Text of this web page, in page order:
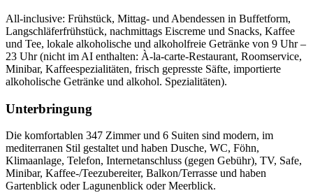
All-inclusive: Frühstück, Mittag- und Abendessen in Buffetform,
Langschläferfrühstück, nachmittags Eiscreme und Snacks, Kaffee
und Tee, lokale alkoholische und alkoholfreie Getränke von 9 Uhr –
23 Uhr (nicht im AI enthalten: À-la-carte-Restaurant, Roomservice,
Minibar, Kaffeespezialitäten, frisch gepresste Säfte, importierte
alkoholische Getränke und alkohol. Spezialitäten).
Unterbringung
Die komfortablen 347 Zimmer und 6 Suiten sind modern, im
mediterranen Stil gestaltet und haben Dusche, WC, Föhn,
Klimaanlage, Telefon, Internetanschluss (gegen Gebühr), TV, Safe,
Minibar, Kaffee-/Teezubereiter, Balkon/Terrasse und haben
Gartenblick oder Lagunenblick oder Meerblick.